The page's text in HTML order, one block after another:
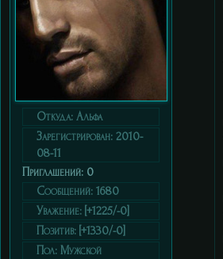
Откуда: Альфа
Зарегистрирован: 2010-
08-11
Приглашений: 0
Сообщений: 1680
Уважение: [+1225/-0]
Позитив: [+1330/-0]
Пол: Мужской